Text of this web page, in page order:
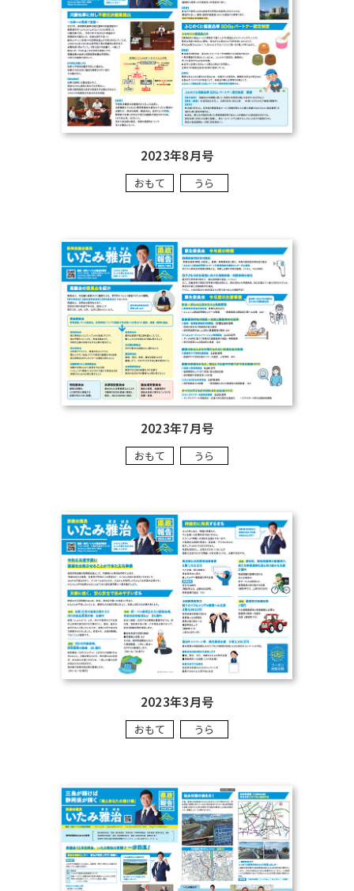
2023年8月号
おもて うら
2023年7月号
おもて うら
2023年3月号
おもて うら